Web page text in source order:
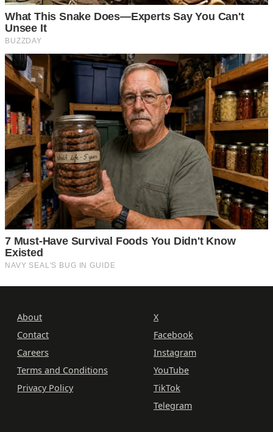
About
Contact
Careers
Terms and Conditions
Privacy Policy
X
Facebook
Instagram
YouTube
TikTok
Telegram